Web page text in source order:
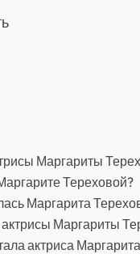
Маргариты
Тереховой?
Маргарита
Маргариты
актриса